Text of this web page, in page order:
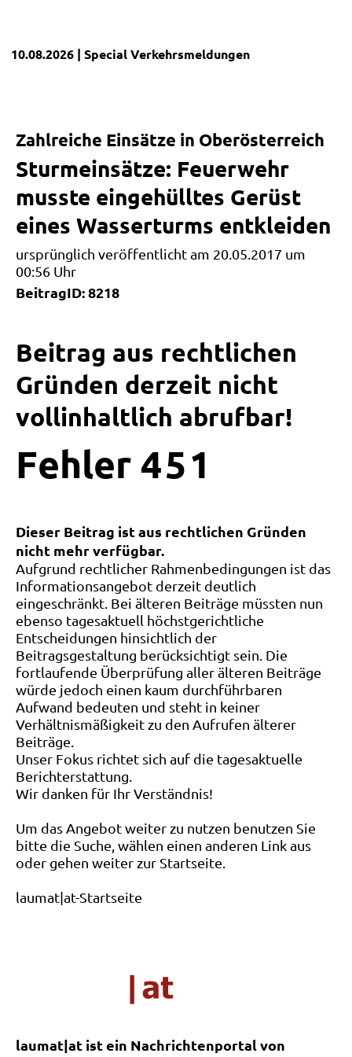
10.08.2026 | SpecialVerkehrsmeldungen
Zahlreiche Einsätze in Oberösterreich
Sturmeinsätze: Feuerwehr
musste eingehülltes Gerüst
eines Wasserturms entkleiden
ursprünglich veröffentlicht am 20.05.2017 um
00:56 Uhr
BeitragID: 8218
Beitrag aus rechtlichen
Gründen derzeit nicht
vollinhaltlich abrufbar!
Fehler 4 5 1
Dieser Beitrag ist aus rechtlichen Gründen
nicht mehr verfügbar.
Aufgrund rechtlicher Rahmenbedingungen ist das
Informationsangebot derzeit deutlich
eingeschränkt. Bei älteren Beiträge müssten nun
ebenso tagesaktuell höchstgerichtliche
Entscheidungen hinsichtlich der
Beitragsgestaltung berücksichtigt sein. Die
fortlaufende Überprüfung aller älteren Beiträge
würde jedoch einen kaum durchführbaren
Aufwand bedeuten und steht in keiner
Verhältnismäßigkeit zu den Aufrufen älterer
Beiträge.
Unser Fokus richtet sich auf die tagesaktuelle
Berichterstattung.
Wir danken für Ihr Verständnis!
Um das Angebot weiter zu nutzen benutzen Sie
bitte die Suche, wählen einen anderen Link aus
oder gehen weiter zur Startseite.
laumat|at-Startseite
laumat|at ist ein Nachrichtenportal von